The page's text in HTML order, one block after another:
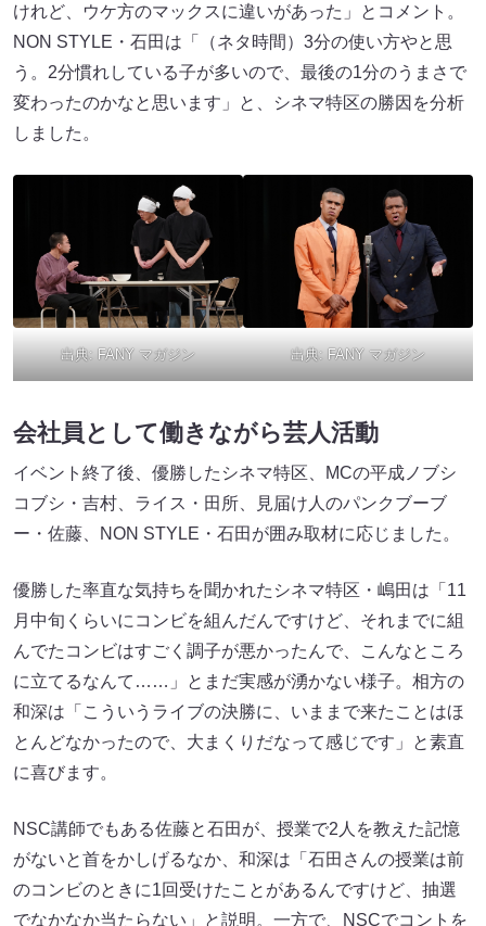
けれど、ウケ方のマックスに違いがあった」とコメント。
NON STYLE・石田は「（ネタ時間）3分の使い方やと思
う。2分慣れしている子が多いので、最後の1分のうまさで
変わったのかなと思います」と、シネマ特区の勝因を分析
しました。
出典: FANY マガジン 出典: FANY マガジン
会社員として働きながら芸人活動
イベント終了後、優勝したシネマ特区、MCの平成ノブシ
コブシ・吉村、ライス・田所、見届け人のパンクブーブ
ー・佐藤、NON STYLE・石田が囲み取材に応じました。
優勝した率直な気持ちを聞かれたシネマ特区・嶋田は「11
月中旬くらいにコンビを組んだんですけど、それまでに組
んでたコンビはすごく調子が悪かったんで、こんなところ
に立てるなんて……」とまだ実感が湧かない様子。相方の
和深は「こういうライブの決勝に、いままで来たことはほ
とんどなかったので、大まくりだなって感じです」と素直
に喜びます。
NSC講師でもある佐藤と石田が、授業で2人を教えた記憶
がないと首をかしげるなか、和深は「石田さんの授業は前
のコンビのときに1回受けたことがあるんですけど、抽選
でなかなか当たらない」と説明。一方で、NSCでコントを